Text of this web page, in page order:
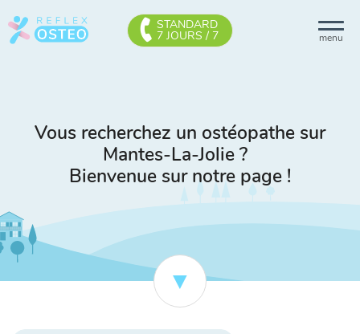
menu
STANDARD
7 JOURS / 7
Vous recherchez un ostéopathe sur
Mantes-La-Jolie ?
Bienvenue sur notre page !